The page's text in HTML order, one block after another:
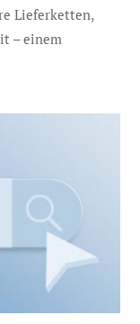
Lieferketten,
– einem